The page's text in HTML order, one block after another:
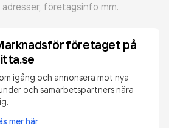
företagsinfo mm.
företaget på
igång och annonsera mot nya
och samarbetspartners nära
mer här